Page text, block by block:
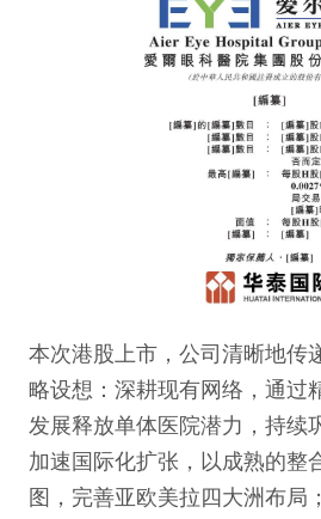
本次港股上市，公司清晰地传
略设想：深耕现有网络，通过
发展释放单体医院潜力，持续
加速国际化扩张，以成熟的整
图，完善亚欧美拉四大洲布局